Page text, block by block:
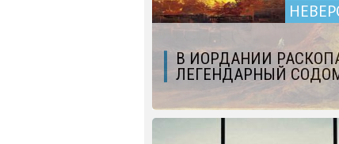
В ИОРДАНИИ
ЛЕГЕНДАРНЫЙ